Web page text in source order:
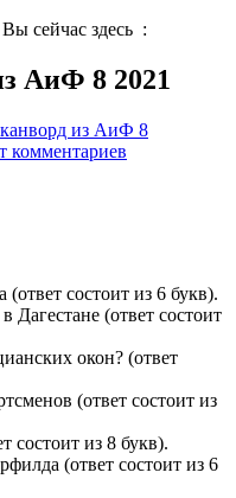
Вы сейчас здесь :
АиФ 8 2021
из АиФ 8
комментариев
(ответ состоит из 6 букв).
Дагестане (ответ состоит
окон? (ответ
(ответ состоит из
состоит из 8 букв).
(ответ состоит из 6